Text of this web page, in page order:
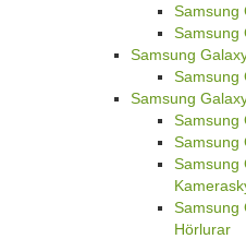
Samsung
Samsung
Samsung
Samsung
Samsung
Samsung
Samsung
Samsung
Samsung
Hörlurar